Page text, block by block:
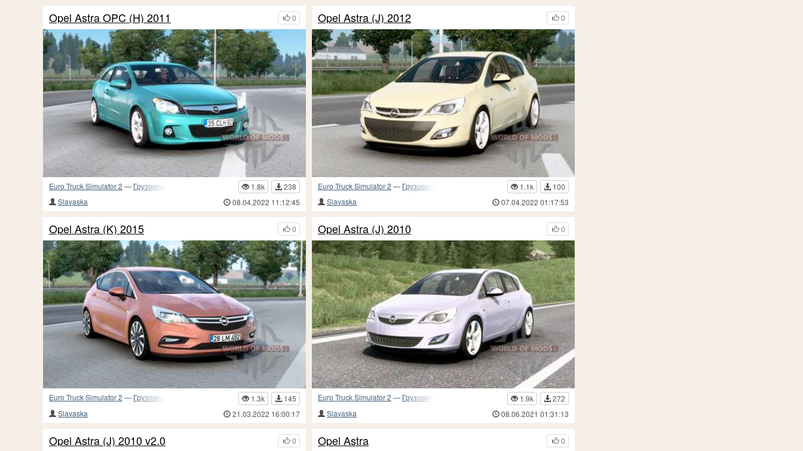
0
Opel Astra OPC (H) 2011
Euro Truck Simulator 2 — Грузовики и прочий транспорт 1.8k
238
Slavaska
08.04.2022 11:12:45
0
Opel Astra (J) 2012
Euro Truck Simulator 2 — Грузовики и прочий транспорт 1.1k
100
Slavaska
07.04.2022 01:17:53
0
Opel Astra (K) 2015
Euro Truck Simulator 2 — Грузовики и прочий транспорт 1.3k
145
Slavaska
21.03.2022 16:00:17
0
Opel Astra (J) 2010
Euro Truck Simulator 2 — Грузовики и прочий транспорт 1.9k
272
Slavaska
08.06.2021 01:31:13
0
Opel Astra (J) 2010 v2.0 0
Opel Astra